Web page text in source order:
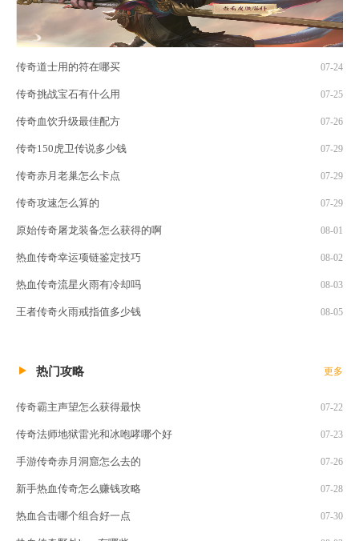
传奇道士用的符在哪买 07-24
传奇挑战宝石有什么用 07-25
传奇血饮升级最佳配方 07-26
传奇150虎卫传说多少钱 07-29
传奇赤月老巢怎么卡点 07-29
传奇攻速怎么算的 07-29
原始传奇屠龙装备怎么获得的啊 08-01
热血传奇幸运项链鉴定技巧 08-02
热血传奇流星火雨有冷却吗 08-03
王者传奇火雨戒指值多少钱 08-05
热门攻略 更多
传奇霸主声望怎么获得最快 07-22
传奇法师地狱雷光和冰咆哮哪个好 07-23
手游传奇赤月洞窟怎么去的 07-26
新手热血传奇怎么赚钱攻略 07-28
热血合击哪个组合好一点 07-30